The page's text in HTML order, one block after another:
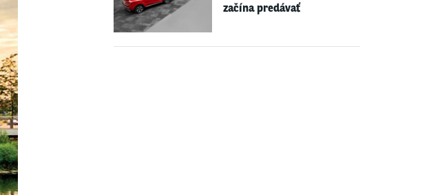
začína predávať